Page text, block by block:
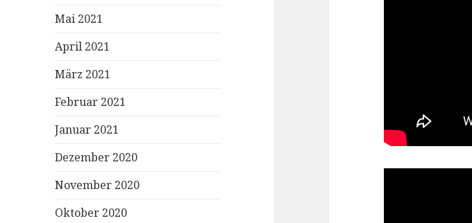
Mai 2021
April 2021
März 2021
Februar 2021
Januar 2021
Dezember 2020
November 2020
Oktober 2020